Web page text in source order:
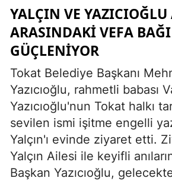
YALÇIN VE
ARASINDAKI VEFA BAĞI
GÜÇLENIYOR
Tokat Belediye Başkanı
Yazıcıoğlu, rahmetli babası
Yazıcıoğlu'nun Tokat halkı
sevilen ismi işitme engelli
Yalçın'ı evinde ziyaret etti.
Yalçın Ailesi ile keyifli
Başkan Yazıcıoğlu,